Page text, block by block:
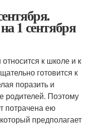
1 сентября
к школе и к
готовится к
поразить и
родителей. Поэтому
потрачена ею
предполагает